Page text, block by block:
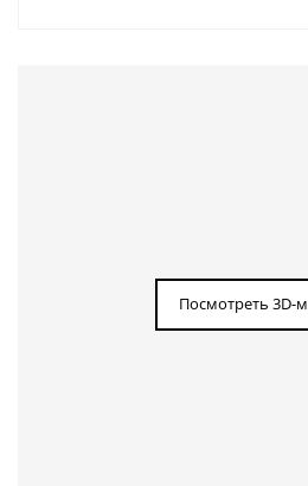
Посмотреть 3D-